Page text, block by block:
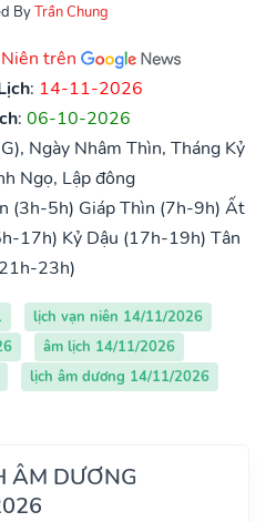
ByTrần Chung
trên
: 14-11-2026
: 06-10-2026
Ngày Nhâm Thìn, Tháng Kỷ
Ngọ, Lập đông
(3h-5h) Giáp Thìn (7h-9h) Ất
17h) Kỷ Dậu (17h-19h) Tân
23h)
lịch vạn niên 14/11/2026
âm lịch 14/11/2026
lịch âm dương 14/11/2026
ÂM DƯƠNG